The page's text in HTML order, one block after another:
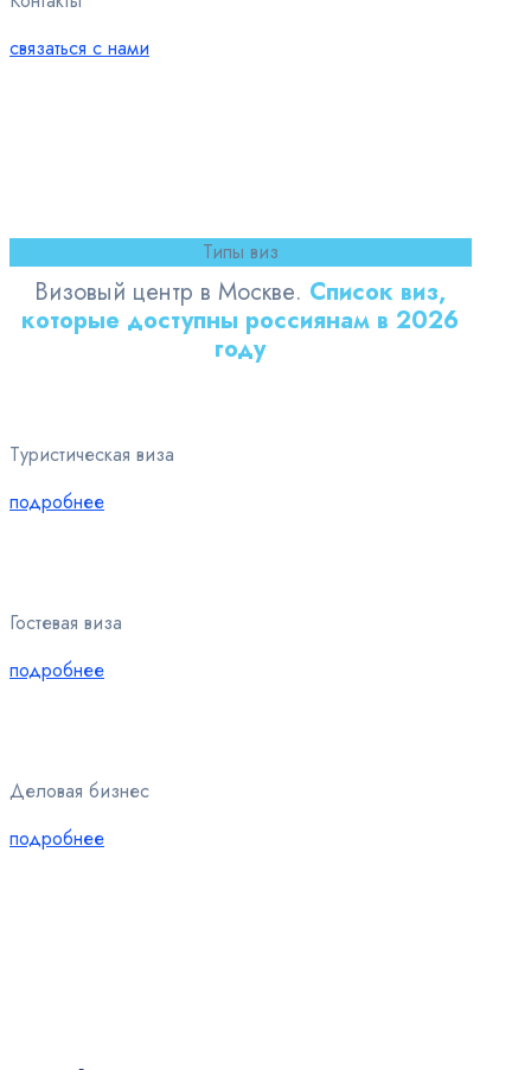
связаться с нами
Типы виз
Визовый центр в Москве. Список виз,
которые доступны россиянам в 2026
году
Туристическая виза
подробнее
Гостевая виза
подробнее
Деловая бизнес
подробнее